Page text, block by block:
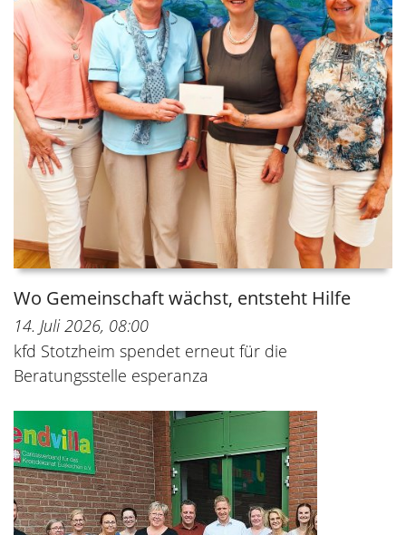
Wo Gemeinschaft wächst, entsteht Hilfe
14. Juli 2026, 08:00
kfd Stotzheim spendet erneut für die
Beratungsstelle esperanza